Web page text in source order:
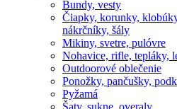
Bundy, vesty
Čiapky, korunky,
nákrčníky, šály
Mikiny, svetre, pulóvre
Nohavice, rifle, tepláky,
Outdoorové oblečenie
Ponožky, pančušky,
Pyžamá